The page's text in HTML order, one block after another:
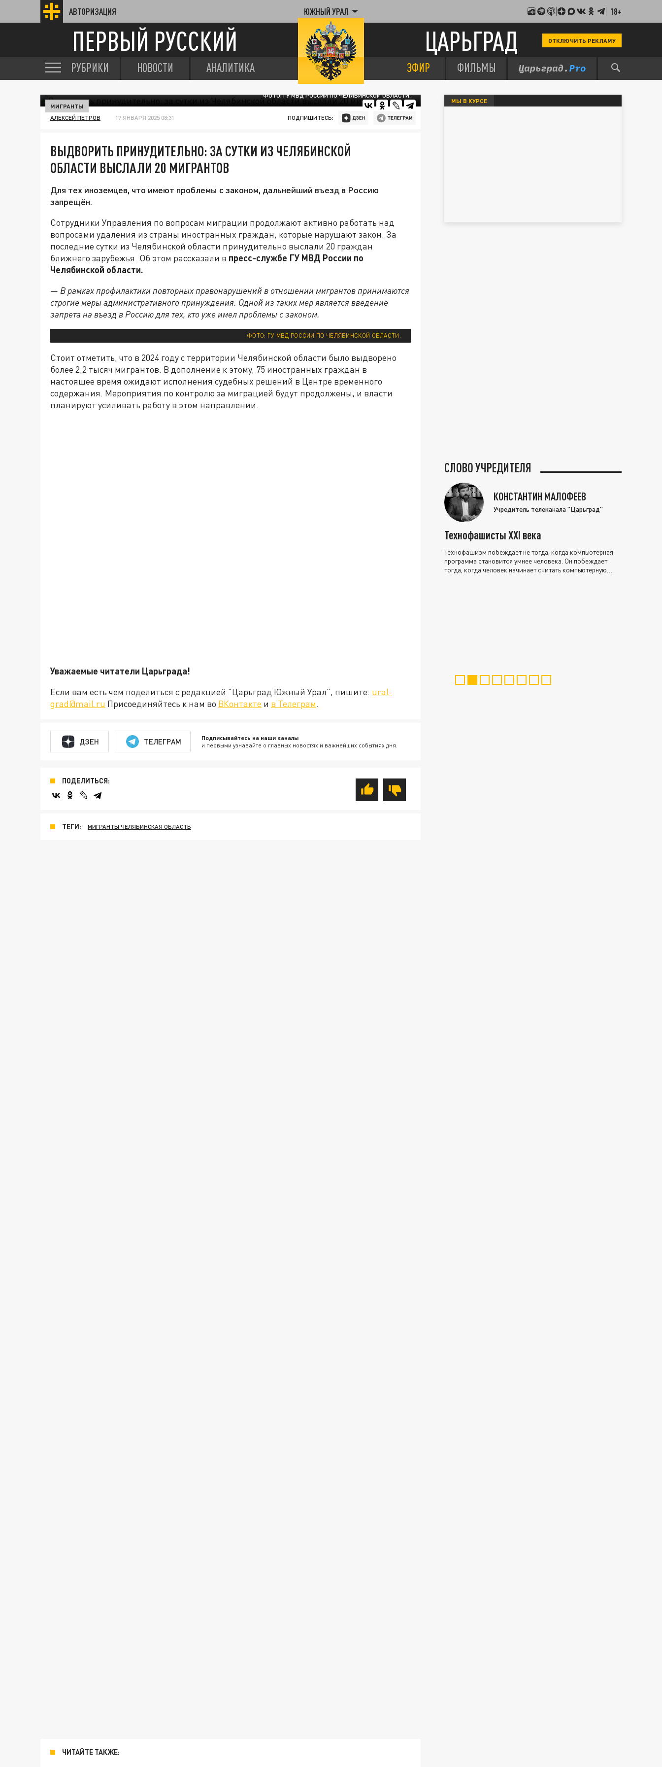
АВТОРИЗАЦИЯ ЮЖНЫЙ УРАЛ 18+
ПЕРВЫЙ РУССКИЙ ЦАРЬГРАД ОТКЛЮЧИТЬ РЕКЛАМУ
РУБРИКИ НОВОСТИ АНАЛИТИКА ЭФИР ФИЛЬМЫ
ФОТО: ГУ МВД РОССИИ ПО ЧЕЛЯБИНСКОЙ ОБЛАСТИ.
МИГРАНТЫ
АЛЕКСЕЙ ПЕТРОВ 17 ЯНВАРЯ 2025 08:31 ПОДПИШИТЕСЬ:
ВЫДВОРИТЬ ПРИНУДИТЕЛЬНО: ЗА СУТКИ ИЗ ЧЕЛЯБИНСКОЙ
ОБЛАСТИ ВЫСЛАЛИ 20 МИГРАНТОВ
Для тех иноземцев, что имеют проблемы с законом, дальнейший въезд в Россию
запрещён.
Сотрудники Управления по вопросам миграции продолжают активно работать над
вопросами удаления из страны иностранных граждан, которые нарушают закон. За
последние сутки из Челябинской области принудительно выслали 20 граждан
ближнего зарубежья. Об этом рассказали в пресс-службе ГУ МВД России по
Челябинской области.
— В рамках профилактики повторных правонарушений в отношении мигрантов принимаются
строгие меры административного принуждения. Одной из таких мер является введение
запрета на въезд в Россию для тех, кто уже имел проблемы с законом.
ФОТО: ГУ МВД РОССИИ ПО ЧЕЛЯБИНСКОЙ ОБЛАСТИ.
Стоит отметить, что в 2024 году с территории Челябинской области было выдворено
более 2,2 тысяч мигрантов. В дополнение к этому, 75 иностранных граждан в
настоящее время ожидают исполнения судебных решений в Центре временного
содержания. Мероприятия по контролю за миграцией будут продолжены, и власти
планируют усиливать работу в этом направлении.
Уважаемые читатели Царьграда!
Если вам есть чем поделиться с редакцией "Царьград Южный Урал", пишите: ural-
grad@mail.ru Присоединяйтесь к нам во ВКонтакте и в Телеграм.
ДЗЕН ТЕЛЕГРАМ Подписывайтесь на наши каналы
и первыми узнавайте о главных новостях и важнейших событиях дня.
ПОДЕЛИТЬСЯ:
ТЕГИ: МИГРАНТЫ ЧЕЛЯБИНСКАЯ ОБЛАСТЬ
ЧИТАЙТЕ ТАКЖЕ:
МЫ В КУРСЕ
СЛОВО УЧРЕДИТЕЛЯ
КОНСТАНТИН МАЛОФЕЕВ
Учредитель телеканала "Царьград"
Технофашисты XXI века
Технофашизм побеждает не тогда, когда компьютерная
программа становится умнее человека. Он побеждает
тогда, когда человек начинает считать компьютерную